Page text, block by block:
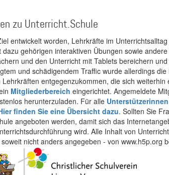
zu Unterricht.Schule
entwickelt worden, Lehrkräfte im
gehörigen interaktiven Übungen sowie
und den Unterricht mit Tablets bereichern
und schädigendem Traffic wurde allerdings
entgegenzukommen, die sich
Mitgliederbereich eingerichtet. Angemeldete
herunterzuladen. Für alle
finden Sie eine Übersicht dazu. Sollten Sie
angeboten werden, damit sich das
wird. Alle Inhalt von
nicht anders angegeben - von www.h5p.org